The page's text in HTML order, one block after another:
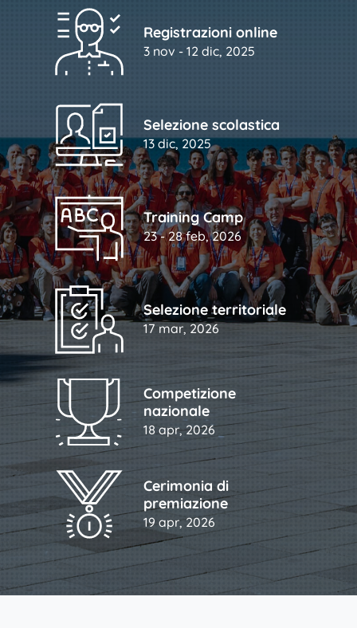
Registrazioni online
3 nov - 12 dic, 2025
Selezione scolastica
13 dic, 2025
Training Camp
23 - 28 feb, 2026
Selezione territoriale
17 mar, 2026
Competizione
nazionale
18 apr, 2026
Cerimonia di
premiazione
19 apr, 2026